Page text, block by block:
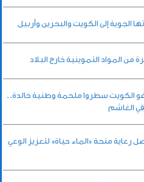
الجوية إلى الكويت والبحرين وأربيل
المواد التموينية خارج البلاد
الكويت سطروا ملحمة وطنية خالدة..
الغاشم
رعاية منحة «الماء حياة» لتعزيز الوعي